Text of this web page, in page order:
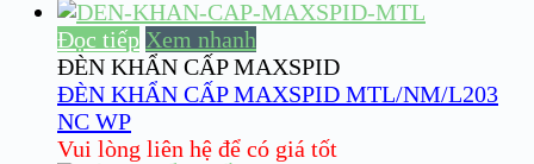
Đọc tiếp Xem nhanh
ĐÈN KHẨN CẤP MAXSPID
ĐÈN KHẨN CẤP MAXSPID MTL/NM/L203
NC WP
Vui lòng liên hệ để có giá tốt